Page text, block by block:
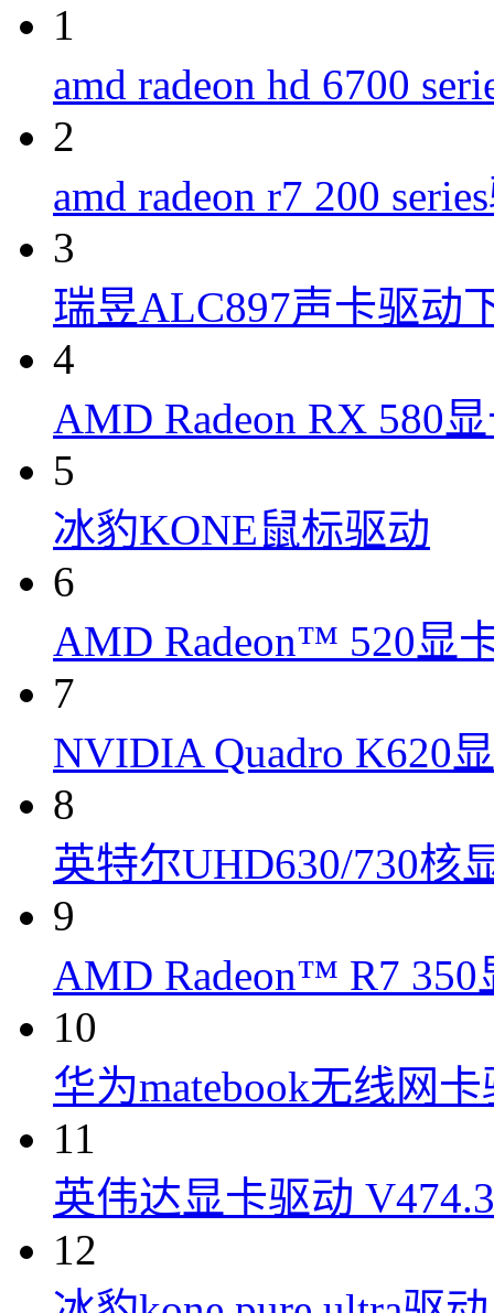
1
amd radeon hd 6700
2
amd radeon r7 200
3
瑞昱ALC897声卡驱动
4
AMD Radeon RX 580
5
冰豹KONE鼠标驱动
6
AMD Radeon™ 520显
7
NVIDIA Quadro K620
8
英特尔UHD630/730核
9
AMD Radeon™ R7 350
10
华为matebook无线网
11
英伟达显卡驱动
12